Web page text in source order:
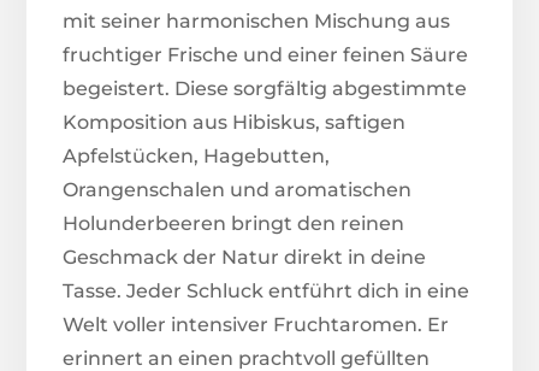
mit seiner harmonischen Mischung aus
fruchtiger Frische und einer feinen Säure
begeistert. Diese sorgfältig abgestimmte
Komposition aus Hibiskus, saftigen
Apfelstücken, Hagebutten,
Orangenschalen und aromatischen
Holunderbeeren bringt den reinen
Geschmack der Natur direkt in deine
Tasse. Jeder Schluck entführt dich in eine
Welt voller intensiver Fruchtaromen. Er
erinnert an einen prachtvoll gefüllten